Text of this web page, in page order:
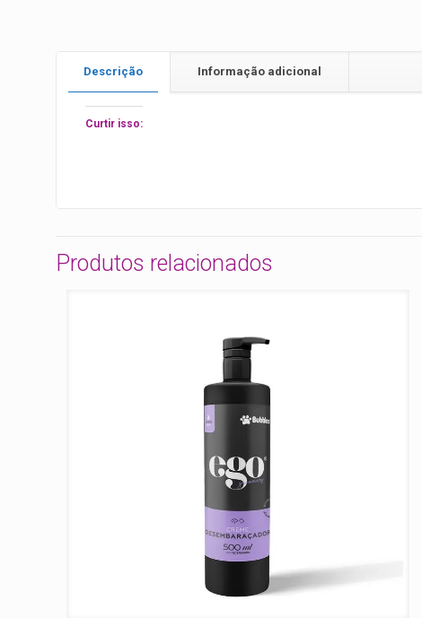
Descrição Informação adicional
Curtir isso:
Produtos relacionados